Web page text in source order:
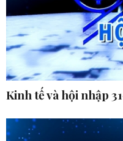
Kinh tế và hội nhập